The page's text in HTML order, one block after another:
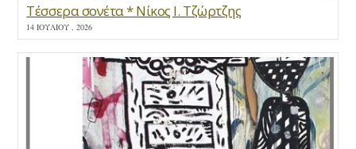
Τέσσερα σονέτα * Νίκος Ι. Τζώρτζης
14 ΙΟΥΛΊΟΥ , 2026